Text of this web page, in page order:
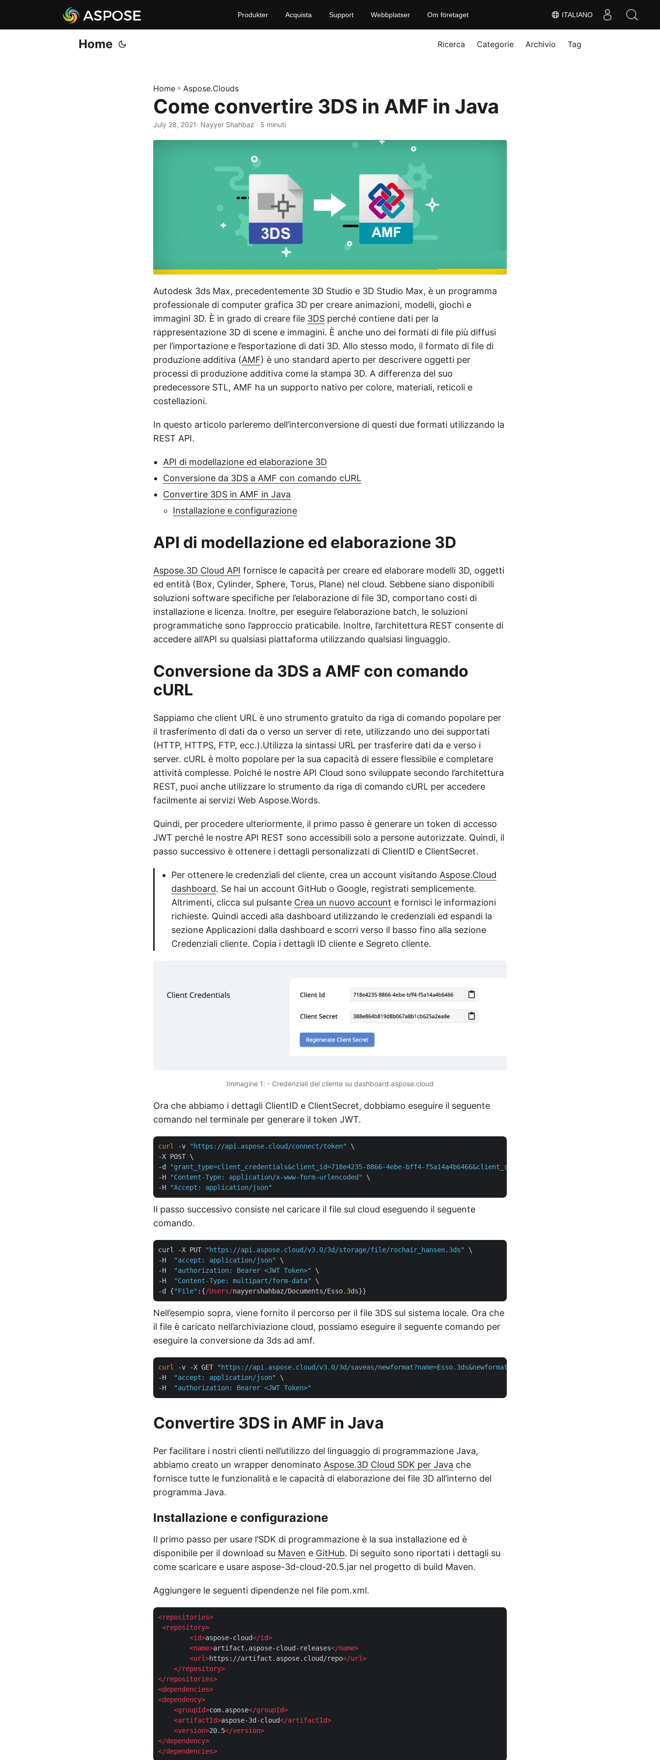
ITALIANO
Produkter Acquista Support Webbplatser Om företaget
Home Ricerca Categorie Archivio Tag
Home » Aspose.Clouds
Come convertire 3DS in AMF in Java
July 28, 2021· Nayyer Shahbaz · 5 minuti
Autodesk 3ds Max, precedentemente 3D Studio e 3D Studio Max, è un programma
professionale di computer grafica 3D per creare animazioni, modelli, giochi e
immagini 3D. È in grado di creare file 3DS perché contiene dati per la
rappresentazione 3D di scene e immagini. È anche uno dei formati di file più diffusi
per l’importazione e l’esportazione di dati 3D. Allo stesso modo, il formato di file di
produzione additiva (AMF) è uno standard aperto per descrivere oggetti per
processi di produzione additiva come la stampa 3D. A differenza del suo
predecessore STL, AMF ha un supporto nativo per colore, materiali, reticoli e
costellazioni.
In questo articolo parleremo dell’interconversione di questi due formati utilizzando la
REST API.
API di modellazione ed elaborazione 3D
Conversione da 3DS a AMF con comando cURL
Convertire 3DS in AMF in Java
Installazione e configurazione
API di modellazione ed elaborazione 3D
Aspose.3D Cloud API fornisce le capacità per creare ed elaborare modelli 3D, oggetti
ed entità (Box, Cylinder, Sphere, Torus, Plane) nel cloud. Sebbene siano disponibili
soluzioni software specifiche per l’elaborazione di file 3D, comportano costi di
installazione e licenza. Inoltre, per eseguire l’elaborazione batch, le soluzioni
programmatiche sono l’approccio praticabile. Inoltre, l’architettura REST consente di
accedere all’API su qualsiasi piattaforma utilizzando qualsiasi linguaggio.
Conversione da 3DS a AMF con comando
cURL
Sappiamo che client URL è uno strumento gratuito da riga di comando popolare per
il trasferimento di dati da o verso un server di rete, utilizzando uno dei supportati
(HTTP, HTTPS, FTP, ecc.).Utilizza la sintassi URL per trasferire dati da e verso i
server. cURL è molto popolare per la sua capacità di essere flessibile e completare
attività complesse. Poiché le nostre API Cloud sono sviluppate secondo l’architettura
REST, puoi anche utilizzare lo strumento da riga di comando cURL per accedere
facilmente ai servizi Web Aspose.Words.
Quindi, per procedere ulteriormente, il primo passo è generare un token di accesso
JWT perché le nostre API REST sono accessibili solo a persone autorizzate. Quindi, il
passo successivo è ottenere i dettagli personalizzati di ClientID e ClientSecret.
Per ottenere le credenziali del cliente, crea un account visitando Aspose.Cloud
dashboard. Se hai un account GitHub o Google, registrati semplicemente.
Altrimenti, clicca sul pulsante Crea un nuovo account e fornisci le informazioni
richieste. Quindi accedi alla dashboard utilizzando le credenziali ed espandi la
sezione Applicazioni dalla dashboard e scorri verso il basso fino alla sezione
Credenziali cliente. Copia i dettagli ID cliente e Segreto cliente.
Immagine 1: - Credenziali del cliente su dashboard.aspose.cloud
Ora che abbiamo i dettagli ClientID e ClientSecret, dobbiamo eseguire il seguente
comando nel terminale per generare il token JWT.
curl -v "https://api.aspose.cloud/connect/token"
\
-X POST \
-d
"grant_type=client_credentials&client_id=718e4235-8866-4ebe-bff4-
-H
"Content-Type: application/x-www-form-urlencoded"
\
-H
"Accept: application/json"
Il passo successivo consiste nel caricare il file sul cloud eseguendo il seguente
comando.
curl -X PUT "https://api.aspose.cloud/v3.0/3d/storage/file/rochair_hansen.3ds"
\
-H
"accept: application/json"
\
-H
"authorization: Bearer <JWT Token>"
\
-H
"Content-Type: multipart/form-data"
\
-d {"File" :{/Users/nayyershahbaz/Documents/Esso.3
Nell’esempio sopra, viene fornito il percorso per il file 3DS sul sistema locale. Ora che
il file è caricato nell’archiviazione cloud, possiamo eseguire il seguente comando per
eseguire la conversione da 3ds ad amf.
curl -v -X GET
"https://api.aspose.cloud/v3.0/3d/saveas/
-H
"accept: application/json"
\
-H
"authorization: Bearer <JWT Token>"
Convertire 3DS in AMF in Java
Per facilitare i nostri clienti nell’utilizzo del linguaggio di programmazione Java,
abbiamo creato un wrapper denominato Aspose.3D Cloud SDK per Java che
fornisce tutte le funzionalità e le capacità di elaborazione dei file 3D all’interno del
programma Java.
Installazione e configurazione
Il primo passo per usare l’SDK di programmazione è la sua installazione ed è
disponibile per il download su Maven e GitHub. Di seguito sono riportati i dettagli su
come scaricare e usare aspose-3d-cloud-20.5.jar nel progetto di build Maven.
Aggiungere le seguenti dipendenze nel file pom.xml.
<repositories>
<repository>
<id>aspose-cloud</id>
<name>artifact.aspose-cloud-releases</name>
<url>https://artifact.aspose.cloud/repo</url>
</repository>
</repositories>
<dependencies>
<dependency>
<groupId>com.aspose</groupId>
<artifactId>aspose-3d-cloud</artifactId>
<version>20.5</version>
</dependency>
</dependencies>